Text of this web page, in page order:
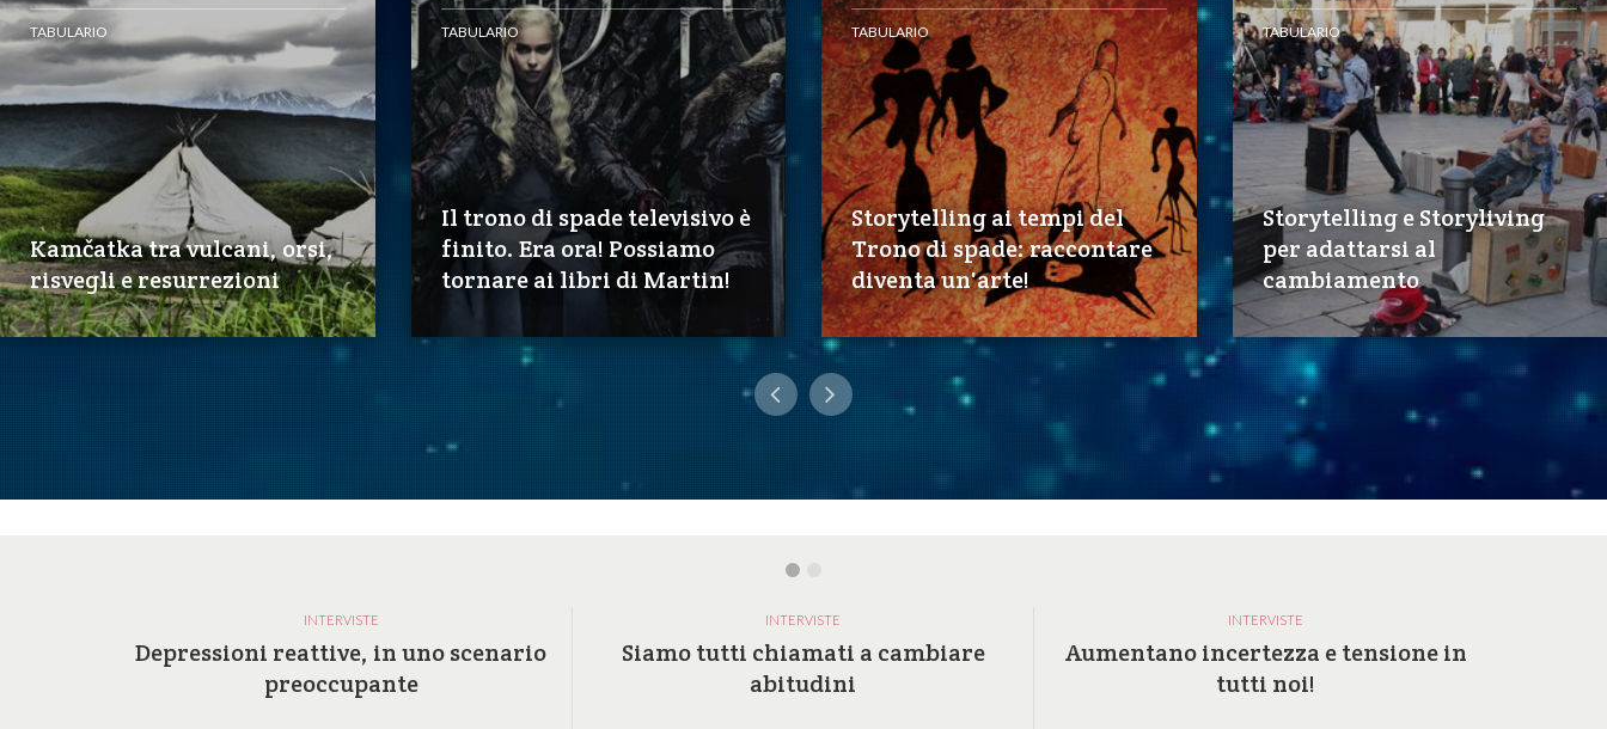
TABULARIO
Kamčatka tra vulcani, orsi,
risvegli e resurrezioni
TABULARIO
Il trono di spade televisivo è
finito. Era ora! Possiamo
tornare ai libri di Martin!
TABULARIO
Storytelling ai tempi del
Trono di spade: raccontare
diventa un'arte!
TABULARIO
Storytelling e Storyliving
per adattarsi al
cambiamento
INTERVISTE
Depressioni reattive, in uno scenario
preoccupante
INTERVISTE
Siamo tutti chiamati a cambiare
abitudini
INTERVISTE
Aumentano incertezza e tensione in
tutti noi!